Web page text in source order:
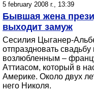
5 february 2008 г., 13:39
Бывшая жена
выходит замуж
Сесилия Цыганер-
отпраздновать
возлюбленным –
Аттиасом, который в
Америке. Около двух
него Николя.